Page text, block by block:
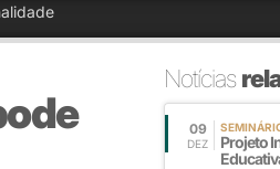
Notícias
09
DEZ
Projeto